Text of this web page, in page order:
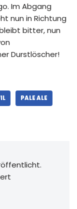
Im Abgang
nun in Richtung
bitter, nun
Durstlöscher!
PALE ALE